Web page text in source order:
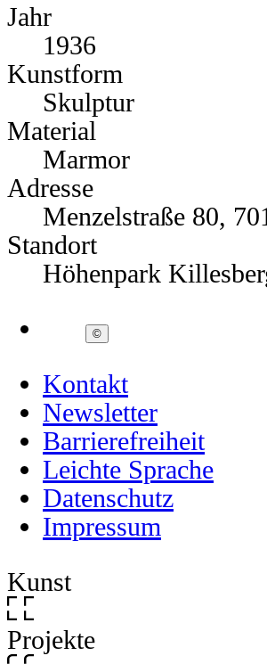
Jahr
1936
Kunstform
Skulptur
Material
Marmor
Adresse
Menzelstraße 80,
Standort
Höhenpark
©
Kontakt
Newsletter
Barrierefreiheit
Leichte Sprache
Datenschutz
Impressum
Kunst
Projekte